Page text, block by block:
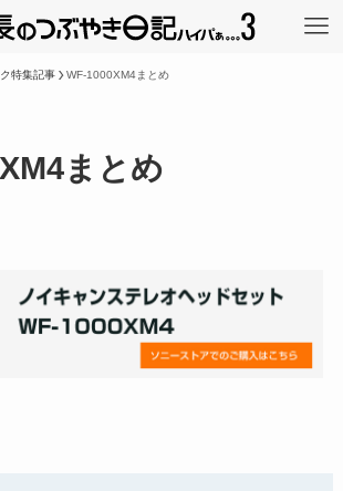
特集記事 WF-1000XM4まとめ
まとめ